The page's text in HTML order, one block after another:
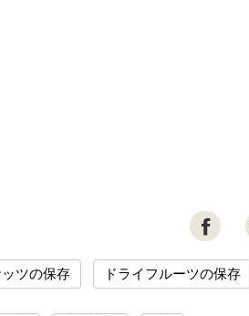

ツの保存 ドライフルーツの保存